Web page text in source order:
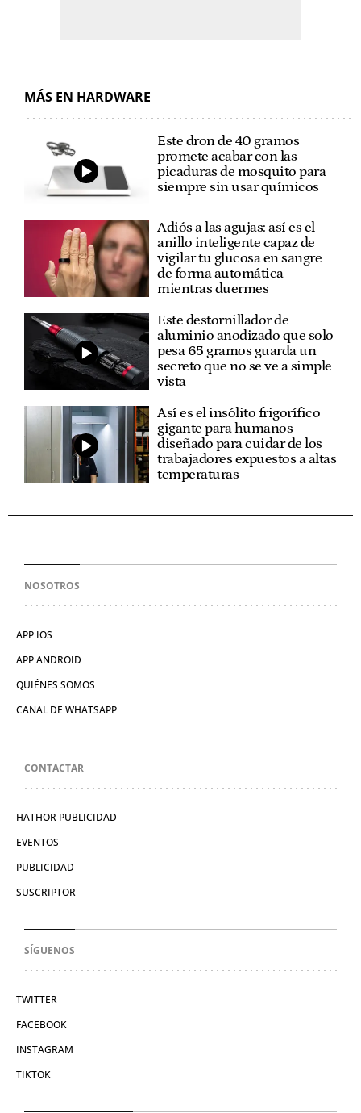
MÁS EN HARDWARE
Este dron de 40 gramos
promete acabar con las
picaduras de mosquito para
siempre sin usar químicos
Adiós a las agujas: así es el
anillo inteligente capaz de
vigilar tu glucosa en sangre
de forma automática
mientras duermes
Este destornillador de
aluminio anodizado que solo
pesa 65 gramos guarda un
secreto que no se ve a simple
vista
Así es el insólito frigorífico
gigante para humanos
diseñado para cuidar de los
trabajadores expuestos a altas
temperaturas
NOSOTROS
APP IOS
APP ANDROID
QUIÉNES SOMOS
CANAL DE WHATSAPP
CONTACTAR
HATHOR PUBLICIDAD
EVENTOS
PUBLICIDAD
SUSCRIPTOR
SÍGUENOS
TWITTER
FACEBOOK
INSTAGRAM
TIKTOK